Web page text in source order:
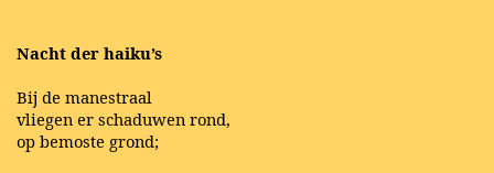
Nacht der haiku’s
Bij de manestraal
vliegen er schaduwen rond,
op bemoste grond;